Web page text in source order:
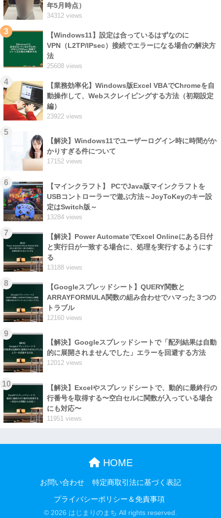
年5月時点）
34312 views
3
【Windows11】設定は合っているはずなのに
VPN（L2TP/IPsec）接続でエラーになる場合の解決方
法
25608 views
4
【業務効率化】Windows版Excel VBAでChromeを自
動操作して、Webスクレイピングする方法（初期設定
編）
23922 views
5
【解決】Windows11でユーザーログイン時に時間がか
かりすぎる件について
17152 views
6
【マインクラフト】 PCでJava版マインクラフトを
USBコントローラーで遊ぶ方法～JoyToKeyのキー設
定はSwitch版～
13284 views
7
【解決】Power AutomateでExcel Onlineにある日付
と実行日が一致する場合に、処理を実行するようにす
る
13188 views
8
【Googleスプレッドシート】QUERY関数と
ARRAYFORMULA関数の組み合わせでハマった３つの
トラブル
12160 views
9
【解決】Googleスプレッドシートで「配列結果は自動
的に展開されませんでした」エラーを回避する方法
12012 views
10
【解決】Excelやスプレッドシートで、動的に最終行の
行番号を取得する〜空白セルに関数が入っている場合
にも対応〜
11951 views
HOME
お問い合わせ 特定商取引法に基づく表記
プライバシーポリシー＆免責事項
© 2026 はじまりのまち All rights reserved.